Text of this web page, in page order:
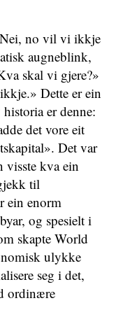
no vil vi ikkje
augneblink,
skal vi gjere?»
Dette er ein
er denne:
det vore eit
Det var
kva ein
til
ein enorm
og spesielt i
skapte World
ulykke
seg i det,
ordinære